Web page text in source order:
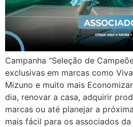
Campanha “Seleção de
exclusivas em marcas como
Mizuno e muito mais
dia, renovar a casa, adquirir
marcas ou até planejar a
mais fácil para os associados